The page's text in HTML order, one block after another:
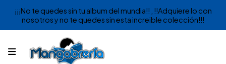
¡¡¡No te quedes sin tu album del mundia!! , !!Adquiere lo con
nosotros y no te quedes sin esta increible colección!!!